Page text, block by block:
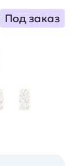
Под заказ